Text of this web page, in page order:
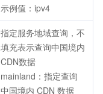
示例值：ipv4
指定服务地域查询，不
填充表示查询中国境内
CDN数据
mainland：指定查询
中国境内 CDN 数据